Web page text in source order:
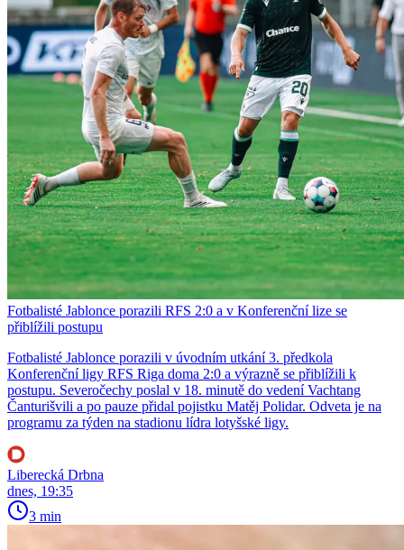
Fotbalisté Jablonce porazili RFS 2:0 a v Konferenční lize se
přiblížili postupu
Fotbalisté Jablonce porazili v úvodním utkání 3. předkola
Konferenční ligy RFS Riga doma 2:0 a výrazně se přiblížili k
postupu. Severočechy poslal v 18. minutě do vedení Vachtang
Čanturišvili a po pauze přidal pojistku Matěj Polidar. Odveta je na
programu za týden na stadionu lídra lotyšské ligy.
Liberecká Drbna
dnes, 19:35
3 min